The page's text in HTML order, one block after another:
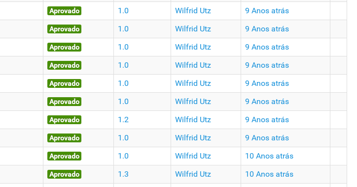
Aprovado 1.0 Wilfrid Utz
9 Anos atrás
Aprovado 1.0 Wilfrid Utz
9 Anos atrás
Aprovado 1.0 Wilfrid Utz
9 Anos atrás
Aprovado 1.0 Wilfrid Utz
9 Anos atrás
Aprovado 1.0 Wilfrid Utz
9 Anos atrás
Aprovado 1.0 Wilfrid Utz
9 Anos atrás
Aprovado 1.2 Wilfrid Utz
9 Anos atrás
Aprovado 1.0 Wilfrid Utz
9 Anos atrás
Aprovado 1.0 Wilfrid Utz
10 Anos atrás
Aprovado 1.3 Wilfrid Utz
10 Anos atrás